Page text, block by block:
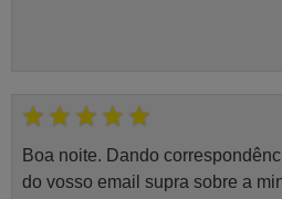
Boa noite. Dando
do vosso email supra sobre a